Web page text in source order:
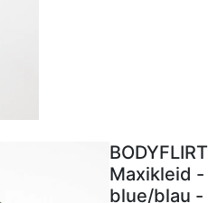
BODYFLIRT
Maxikleid -
blue/blau -